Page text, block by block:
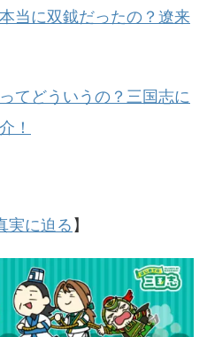
当に双鉞だったの？遼来
てどういうの？三国志に
！
実に迫る 】